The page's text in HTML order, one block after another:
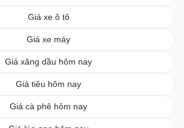
Giá xe ô tô
Giá xe máy
Giá xăng dầu hôm nay
Giá tiêu hôm nay
Giá cà phê hôm nay